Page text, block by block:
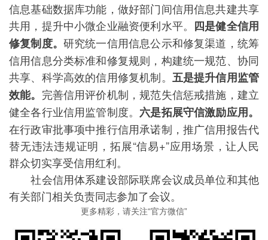
信息基础数据库功能，做好部门间信用信息共建共享
共用，提升中小微企业融资便利水平。 四是健全信用
修复制度。 研究统一信用信息公示和修复渠道，统筹
信用信息分类标准和修复规则，构建统一规范、协同
共享、科学高效的信用修复机制。 五是提升信用监管
效能。 完善信用评价机制，规范失信惩戒措施，建立
健全各行业信用监管制度。 六是拓展守信激励应用。
在行政审批事项中推行信用承诺制，推广信用报告代
替无违法违规证明，拓展“信易+”应用场景，让人民
群众切实享受信用红利。
社会信用体系建设部际联席会议成员单位和其他
有关部门相关负责同志参加了会议。
更多精彩，请关注“官方微信”